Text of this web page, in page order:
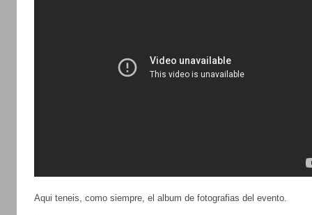
Aqui teneis, como siempre, el album de fotografias del evento.